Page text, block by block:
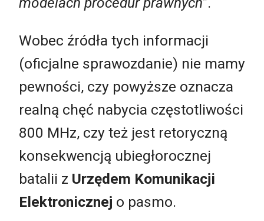
Wobec źródła tych informacji
(oficjalne sprawozdanie) nie mamy
pewności, czy powyższe oznacza
realną chęć nabycia częstotliwości
800 MHz, czy też jest retoryczną
konsekwencją ubiegłorocznej
batalii z Urzędem Komunikacji
Elektronicznej o pasmo.